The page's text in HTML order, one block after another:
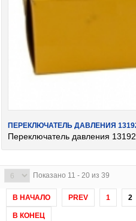
ПЕРЕКЛЮЧАТЕЛЬ ДАВЛЕНИЯ
Переключатель давления
Показано 11 - 20 из 39
В НАЧАЛО PREV 1 2
В КОНЕЦ